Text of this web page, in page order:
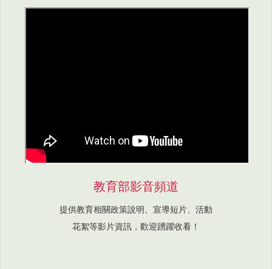
教育部影音頻道
提供教育相關政策說明、宣導短片、活動
花絮等影片資訊，歡迎踴躍收看！